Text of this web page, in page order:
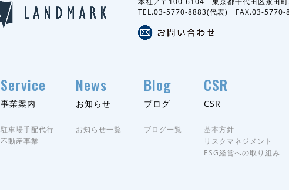
TEL.03-5770-8883(代表) FAX.03-5770-
Service
事業案内
駐車場手配代行
不動産事業
News
お知らせ
お知らせ一覧
Blog
ブログ
ブログ一覧
CSR
CSR
基本方針
リスクマネジメント
ESG経営への取り組み